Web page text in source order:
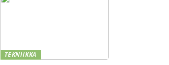
TEKNIIKKA